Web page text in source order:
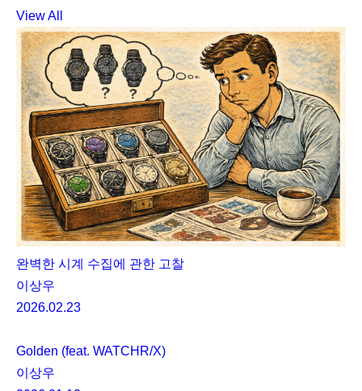
View All
완벽한 시계 수집에 관한 고찰
이상우
2026.02.23
Golden (feat. WATCHR/X)
이상우